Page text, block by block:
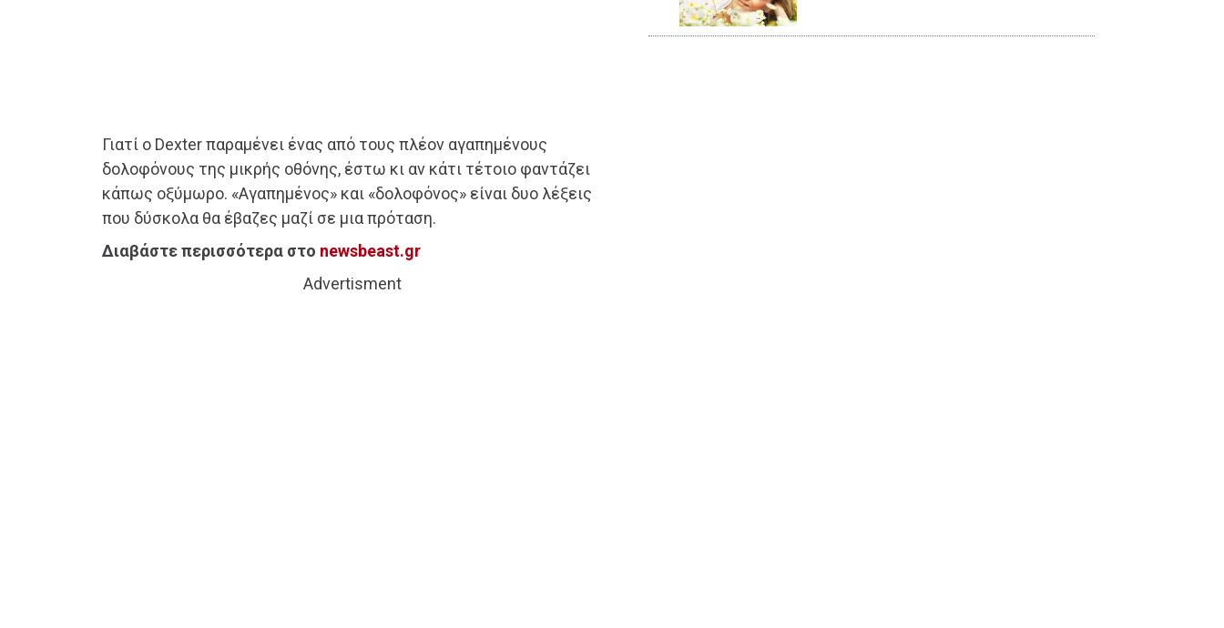
Γιατί ο Dexter παραμένει ένας από τους πλέον αγαπημένους
δολοφόνους της μικρής οθόνης, έστω κι αν κάτι τέτοιο φαντάζει
κάπως οξύμωρο. «Αγαπημένος» και «δολοφόνος» είναι δυο λέξεις
που δύσκολα θα έβαζες μαζί σε μια πρόταση.
Διαβάστε περισσότερα στο newsbeast.gr
Advertisment